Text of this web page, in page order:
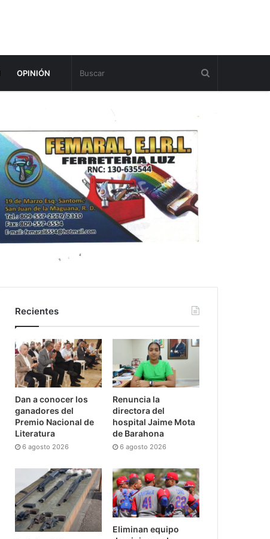
OPINIÓN
Recientes
Dan a conocer los
ganadores del
Premio Nacional de
Literatura
6 agosto 2026
Renuncia la
directora del
hospital Jaime Mota
de Barahona
6 agosto 2026
Eliminan equipo